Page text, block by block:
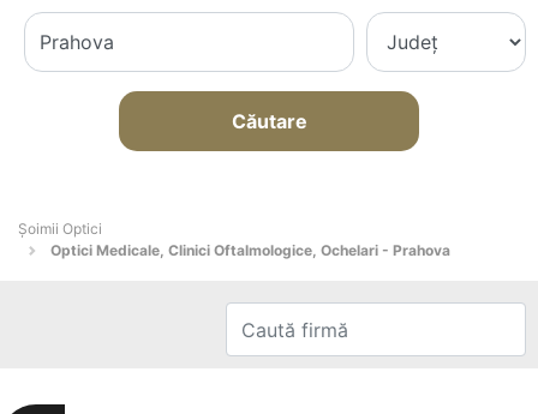
Căutare
Șoimii Optici
Optici Medicale, Clinici Oftalmologice, Ochelari - Prahova